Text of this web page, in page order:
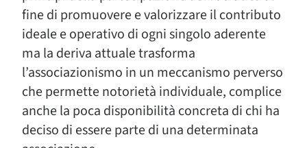
fine di promuovere e valorizzare il contributo
ideale e operativo di ogni singolo aderente
ma la deriva attuale trasforma
l’associazionismo in un meccanismo perverso
che permette notorietà individuale, complice
anche la poca disponibilità concreta di chi ha
deciso di essere parte di una determinata